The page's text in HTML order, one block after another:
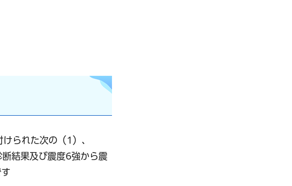
られた次の（1）、
断結果及び震度6強から震